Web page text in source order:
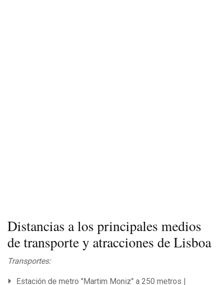
Distancias a los principales medios
de transporte y atracciones de Lisboa
Transportes:
Estación de metro "Martim Moniz" a 250 metros |